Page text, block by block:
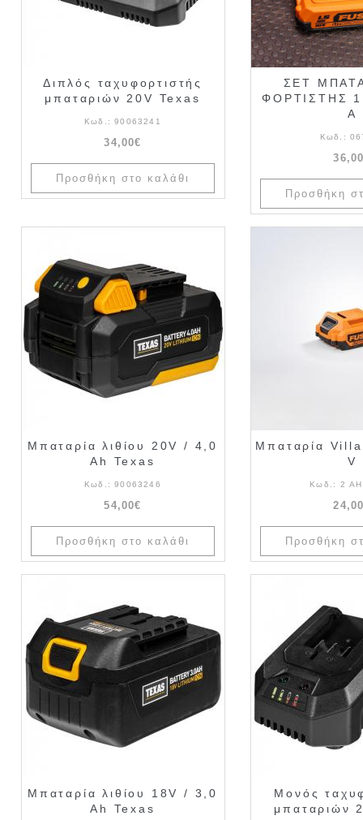
Διπλός ταχυφορτιστής
μπαταριών 20V Texas
Κωδ.: 90063241
34,00€
ΣΕΤ
ΦΟΡΤΙΣΤΗΣ
A
Κωδ.:
Μπαταρία λιθίου 20V / 4,0
Ah Texas
Κωδ.: 90063246
54,00€
Μπαταρία
V
Κωδ.: 2
Μπαταρία λιθίου 18V / 3,0
Ah Texas
Μονός
μπαταριών